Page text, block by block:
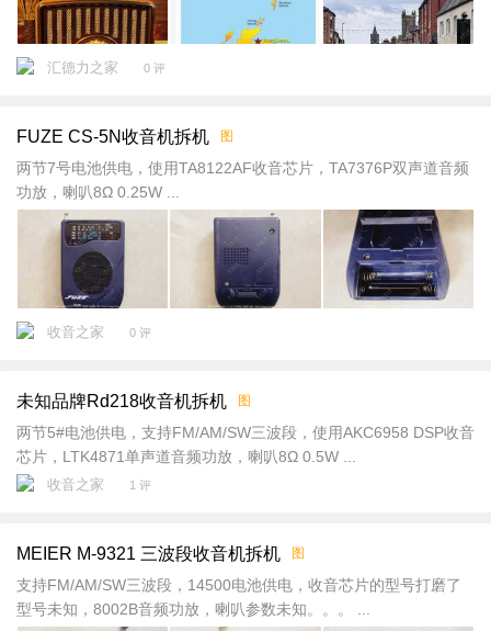
汇德力之家 0 评
FUZE CS-5N收音机拆机 图
两节7号电池供电，使用TA8122AF收音芯片，TA7376P双声道音频
功放，喇叭8Ω 0.25W ...
收音之家 0 评
未知品牌Rd218收音机拆机 图
两节5#电池供电，支持FM/AM/SW三波段，使用AKC6958 DSP收音
芯片，LTK4871单声道音频功放，喇叭8Ω 0.5W ...
收音之家 1 评
MEIER M-9321 三波段收音机拆机 图
支持FM/AM/SW三波段，14500电池供电，收音芯片的型号打磨了
型号未知，8002B音频功放，喇叭参数未知。。。 ...